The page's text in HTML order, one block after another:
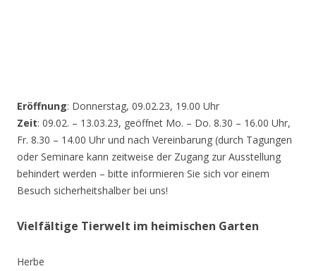
Eröffnung: Donnerstag, 09.02.23, 19.00 Uhr
Zeit: 09.02. – 13.03.23, geöffnet Mo. – Do. 8.30 – 16.00 Uhr,
Fr. 8.30 – 14.00 Uhr und nach Vereinbarung (durch Tagungen
oder Seminare kann zeitweise der Zugang zur Ausstellung
behindert werden – bitte informieren Sie sich vor einem
Besuch sicherheitshalber bei uns!
Vielfältige Tierwelt im heimischen Garten
Herbe